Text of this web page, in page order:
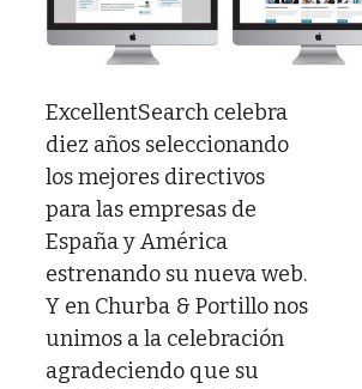
ExcellentSearch celebra
diez años seleccionando
los mejores directivos
para las empresas de
España y América
estrenando su nueva web.
Y en Churba & Portillo nos
unimos a la celebración
agradeciendo que su